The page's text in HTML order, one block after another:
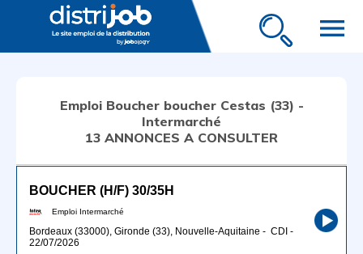
menu
Emploi Boucher boucher Cestas (33) -
Intermarché
13 ANNONCES A CONSULTER
BOUCHER (H/F) 30/35H
Emploi Intermarché
Bordeaux (33000), Gironde (33), Nouvelle-Aquitaine - CDI -
22/07/2026